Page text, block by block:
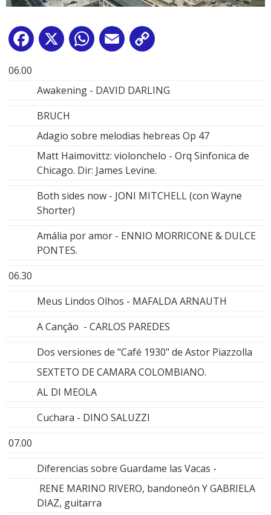
Facebook
X WhatsApp
Email
06.00
Awakening - DAVID DARLING
BRUCH
Adagio sobre melodias hebreas Op 47
Matt Haimovittz: violonchelo - Orq Sinfonica de
Chicago. Dir: James Levine.
Both sides now - JONI MITCHELL (con Wayne
Shorter)
Amália por amor - ENNIO MORRICONE & DULCE
PONTES.
06.30
Meus Lindos Olhos - MAFALDA ARNAUTH
A Cançâo - CARLOS PAREDES
Dos versiones de "Café 1930" de Astor Piazzolla
SEXTETO DE CAMARA COLOMBIANO.
AL DI MEOLA
Cuchara - DINO SALUZZI
07.00
Diferencias sobre Guardame las Vacas -
RENE MARINO RIVERO, bandoneón Y GABRIELA
DIAZ, guitarra